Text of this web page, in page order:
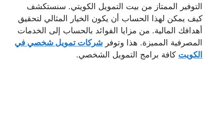
التوفير الممتاز من بيت التمويل الكويتي. سنستكشف
كيف يمكن لهذا الحساب أن يكون الخيار المثالي لتحقيق
أهدافك المالية. من مزايا الفوائد بالحساب إلى الخدمات
المصرفية المميزة. هذا وتوفر شركات تمويل شخصي في
الكويت كافة برامج التمويل الشخصي.